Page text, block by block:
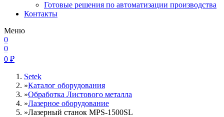
Готовые решения по автоматизации производства
Контакты
Меню
0
0
0 ₽
Setek
»Каталог оборудования
»Обработка Листового металла
»Лазерное оборудование
»Лазерный станок MPS-1500SL